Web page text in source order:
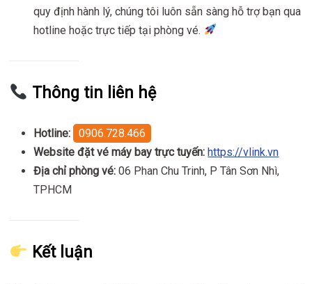
quy định hành lý, chúng tôi luôn sẵn sàng hỗ trợ bạn qua
hotline hoặc trực tiếp tại phòng vé.
Thông tin liên hệ
Hotline:
0906.728.466
Website đặt vé máy bay trực tuyến: https://vlink.vn
Địa chỉ phòng vé: 06 Phan Chu Trinh, P Tân Sơn Nhì,
TPHCM
Kết luận